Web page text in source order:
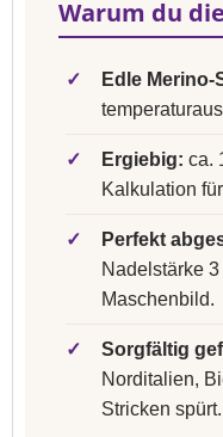
Warum du
✓ Edle
✓ Ergiebig: ca.
Kalkulation
✓ Perfekt
Nadelstärke
Maschenbild.
✓ Sorgfältig
Norditalien,
Stricken spürt.